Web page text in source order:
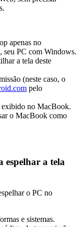
apenas no
seu PC com Windows.
a tela deste
(neste caso, o
pelo
exibido no MacBook.
o MacBook como
a tela
o PC no
e sistemas.